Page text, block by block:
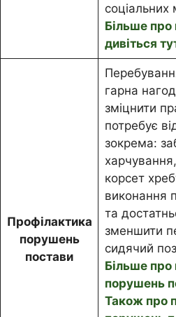
Більше про
дивіться
Профілактика
порушень
постави
гарна
зміцнити
потребує
зокрема:
корсет
виконання
та
зменшити
сидячий
Більше про
порушень
Також про